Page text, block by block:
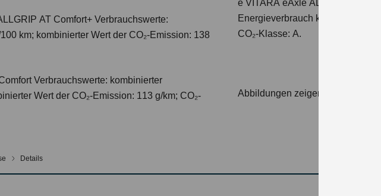
AT Comfort+ Verbrauchswerte:
km; kombinierter Wert der CO₂-Emission: 138
Verbrauchswerte: kombinierter
Wert der CO₂-Emission: 113 g/km; CO₂-
e VITARA eAxle ALLGRIP-e
Energieverbrauch kombiniert:
CO₂-Klasse: A.
Abbildungen zeigen
Details